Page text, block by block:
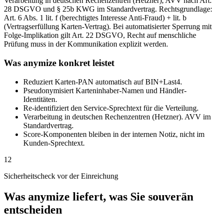
28 DSGVO und § 25b KWG im Standardvertrag. Rechtsgrundlage:
Art. 6 Abs. 1 lit. f (berechtigtes Interesse Anti-Fraud) + lit. b
(Vertragserfüllung Karten-Vertrag). Bei automatisierter Sperrung mit
Folge-Implikation gilt Art. 22 DSGVO, Recht auf menschliche
Prüfung muss in der Kommunikation explizit werden.
Was anymize konkret leistet
Reduziert Karten-PAN automatisch auf BIN+Last4.
Pseudonymisiert Karteninhaber-Namen und Händler-
Identitäten.
Re-identifiziert den Service-Sprechtext für die Verteilung.
Verarbeitung in deutschen Rechenzentren (Hetzner). AVV im
Standardvertrag.
Score-Komponenten bleiben in der internen Notiz, nicht im
Kunden-Sprechtext.
12
Sicherheitscheck vor der Einreichung
Was anymize liefert, was Sie souverän
entscheiden